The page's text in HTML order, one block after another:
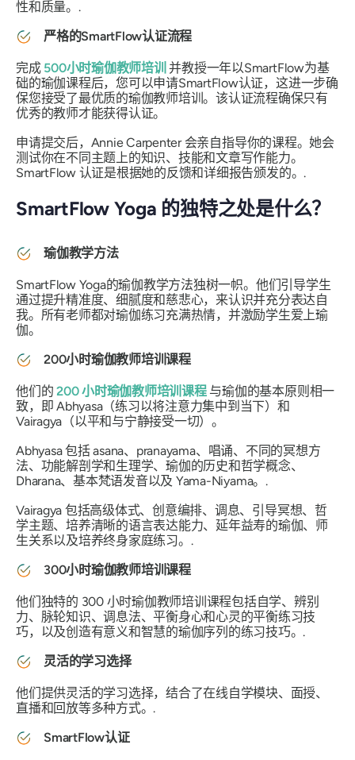
性和质量。.
严格的SmartFlow认证流程
完成 500小时瑜伽教师培训 并教授一年以SmartFlow为基
础的瑜伽课程后，您可以申请SmartFlow认证，这进一步确
保您接受了最优质的瑜伽教师培训。该认证流程确保只有
优秀的教师才能获得认证。
申请提交后，Annie Carpenter 会亲自指导你的课程。她会
测试你在不同主题上的知识、技能和文章写作能力。
SmartFlow 认证是根据她的反馈和详细报告颁发的。.
SmartFlow Yoga 的独特之处是什么？
瑜伽教学方法
SmartFlow Yoga的瑜伽教学方法独树一帜。他们引导学生
通过提升精准度、细腻度和慈悲心，来认识并充分表达自
我。所有老师都对瑜伽练习充满热情，并激励学生爱上瑜
伽。
200小时瑜伽教师培训课程
他们的200 小时瑜伽教师培训课程与瑜伽的基本原则相一
致，即 Abhyasa（练习以将注意力集中到当下）和
Vairagya（以平和与宁静接受一切）。
Abhyasa 包括 asana、pranayama、唱诵、不同的冥想方
法、功能解剖学和生理学、瑜伽的历史和哲学概念、
Dharana、基本梵语发音以及 Yama-Niyama。.
Vairagya 包括高级体式、创意编排、调息、引导冥想、哲
学主题、培养清晰的语言表达能力、延年益寿的瑜伽、师
生关系以及培养终身家庭练习。.
300小时瑜伽教师培训课程
他们独特的 300 小时瑜伽教师培训课程包括自学、辨别
力、脉轮知识、调息法、平衡身心和心灵的平衡练习技
巧，以及创造有意义和智慧的瑜伽序列的练习技巧。.
灵活的学习选择
他们提供灵活的学习选择，结合了在线自学模块、面授、
直播和回放等多种方式。.
SmartFlow认证